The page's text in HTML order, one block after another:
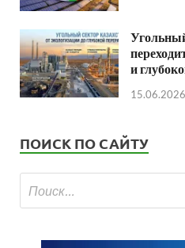
и
15.06.2026
ПОИСК ПО САЙТУ